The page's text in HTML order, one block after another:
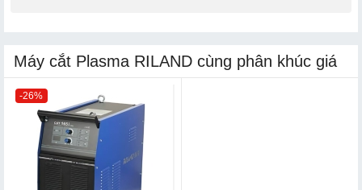
Máy cắt Plasma RILAND cùng phân khúc giá
-26%